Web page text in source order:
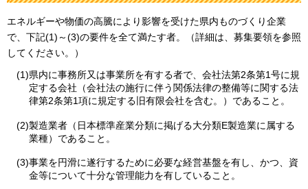
エネルギーや物価の高騰により影響を受けた県内ものづくり企業
で、下記(1)～(3)の要件を全て満たす者。（詳細は、募集要領を参照
してください。）
(1)県内に事務所又は事業所を有する者で、会社法第2条第1号に規
定する会社（会社法の施行に伴う関係法律の整備等に関する法
律第2条第1項に規定する旧有限会社を含む。）であること。
(2)製造業者（日本標準産業分類に掲げる大分類E製造業に属する
業種）であること。
(3)事業を円滑に遂行するために必要な経営基盤を有し、かつ、資
金等について十分な管理能力を有していること。